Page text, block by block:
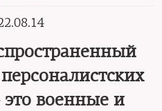
военные и